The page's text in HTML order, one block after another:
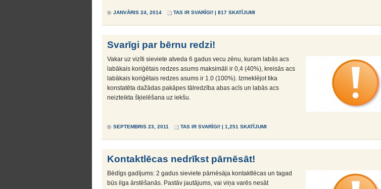
JANVĀRIS 24, 2014 TAS IR SVARĪGI! | 817 SKATĪJUMI
Svarīgi par bērnu redzi!
Vakar uz vizīti sieviete atveda 6 gadus vecu zēnu, kuram labās acs
labākais koriģētais redzes asums maksimāli ir 0,4 (40%), kreisās acs
labākais koriģētais redzes asums ir 1.0 (100%). Izmeklējot tika
konstatēta dažādas pakāpes tālredzība abas acīs un labās acs
neizteikta šķielēšana uz iekšu.
SEPTEMBRIS 23, 2011 TAS IR SVARĪGI! | 1,251 SKATĪJUMI
Kontaktlēcas nedrīkst pārnēsāt!
Bēdīgs gadījums: 2 gadus sieviete pārnēsāja kontaktlēcas un tagad
būs ilga ārstēšanās. Pastāv jautājums, vai viņa varēs nesāt